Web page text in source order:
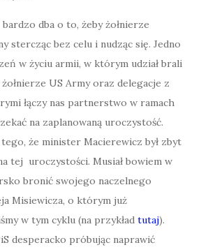
dba o to, żeby żołnierze
stercząc bez celu i nudząc się. Jedno
w życiu armii, w którym udział brali
US Army oraz delegacje z
łączy nas partnerstwo w ramach
na zaplanowaną uroczystość.
że minister Macierewicz był zbyt
tej uroczystości. Musiał bowiem w
bronić swojego naczelnego
Misiewicza, o którym już
w tym cyklu (na przykład tutaj).
desperacko próbując naprawić